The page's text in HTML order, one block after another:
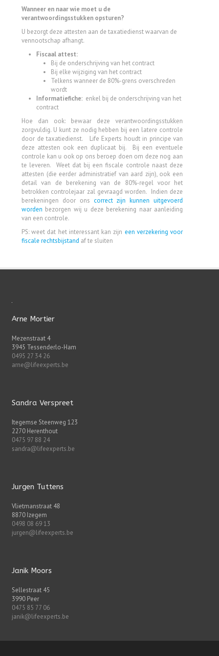
Wanneer en naar wie moet u de
verantwoordingsstukken opsturen?
U bezorgt deze attesten aan de taxatiedienst waarvan de
vennootschap afhangt.
Fiscaal attest:
Bij de onderschrijving van het contract
Bij elke wijziging van het contract
Telkens wanneer de 80%-grens overschreden
wordt
Informatiefiche: enkel bij de onderschrijving van het
contract
Hoe dan ook: bewaar deze verantwoordingsstukken
zorgvuldig. U kunt ze nodig hebben bij een latere controle
door de taxatiedienst. Life Experts houdt in principe van
deze attesten ook een duplicaat bij. Bij een eventuele
controle kan u ook op ons beroep doen om deze nog aan
te leveren. Weet dat bij een fiscale controle naast deze
attesten (die eerder administratief van aard zijn), ook een
detail van de berekening van de 80%-regel voor het
betrokken controlejaar zal gevraagd worden. Indien deze
berekeningen door ons correct zijn kunnen uitgevoerd
worden bezorgen wij u deze berekening naar aanleiding
van een controle.
PS: weet dat het interessant kan zijn een verzekering voor
fiscale rechtsbijstand af te sluiten
Arne Mortier
Mezenstraat 4
3945 Tessenderlo-Ham
0495 27 34 26
arne@lifeexperts.be
Sandra Verspreet
Itegemse Steenweg 123
2270 Herenthout
0475 97 88 24
sandra@lifeexperts.be
Jurgen Tuttens
Vlietmanstraat 48
8870 Izegem
0498 08 69 13
jurgen@lifeexperts.be
Janik Moors
Sellestraat 45
3990 Peer
0475 85 77 06
janik@lifeexperts.be